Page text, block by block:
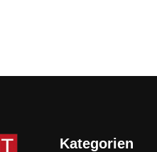
Kategorien